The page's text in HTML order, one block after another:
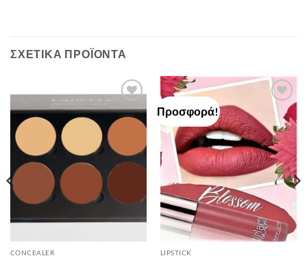
ΣΧΕΤΙΚΆ ΠΡΟΪΌΝΤΑ
Add to
Wishlist
CONCEALER
Προσφορά!
Add to
Wishlist
LIPSTICK